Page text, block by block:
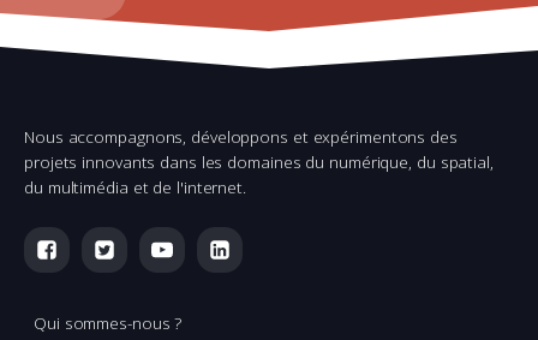
Nous accompagnons, développons et expérimentons des
projets innovants dans les domaines du numérique, du spatial,
du multimédia et de l'internet.
Qui sommes-nous ?